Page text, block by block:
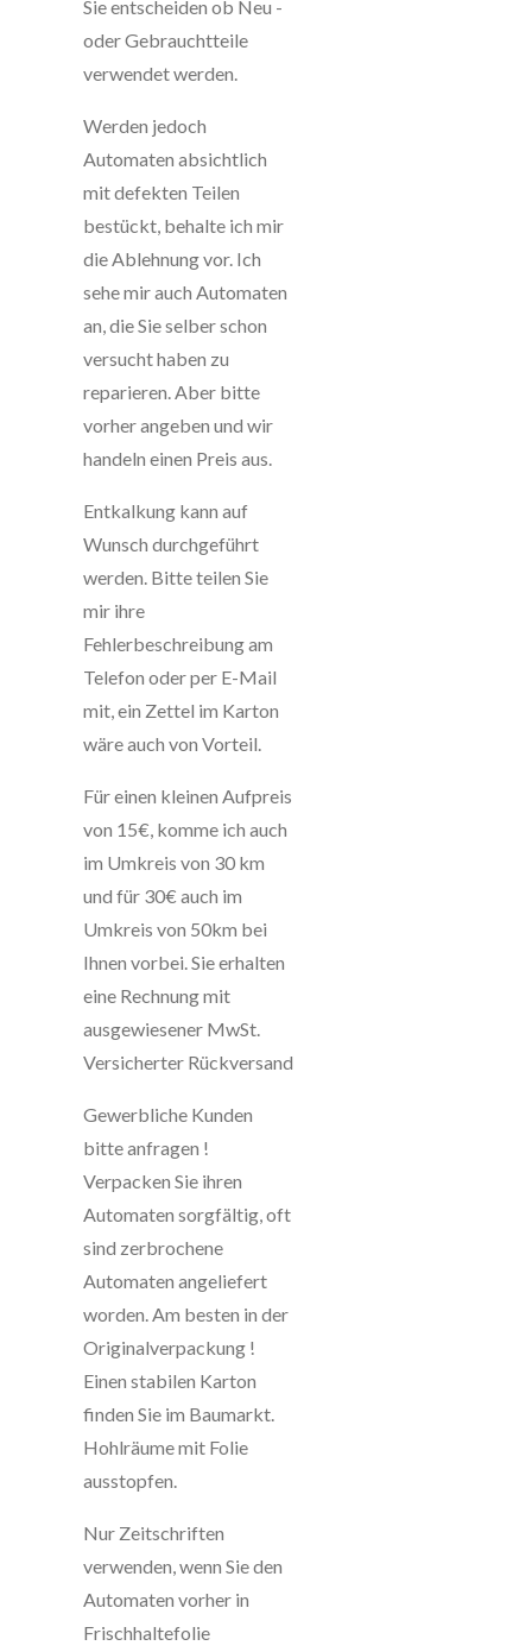
Sie entscheiden ob Neu -
oder Gebrauchtteile
verwendet werden.
Werden jedoch
Automaten absichtlich
mit defekten Teilen
bestückt, behalte ich mir
die Ablehnung vor. Ich
sehe mir auch Automaten
an, die Sie selber schon
versucht haben zu
reparieren. Aber bitte
vorher angeben und wir
handeln einen Preis aus.
Entkalkung kann auf
Wunsch durchgeführt
werden. Bitte teilen Sie
mir ihre
Fehlerbeschreibung am
Telefon oder per E-Mail
mit, ein Zettel im Karton
wäre auch von Vorteil.
Für einen kleinen Aufpreis
von 15€, komme ich auch
im Umkreis von 30 km
und für 30€ auch im
Umkreis von 50km bei
Ihnen vorbei. Sie erhalten
eine Rechnung mit
ausgewiesener MwSt.
Versicherter Rückversand
Gewerbliche Kunden
bitte anfragen !
Verpacken Sie ihren
Automaten sorgfältig, oft
sind zerbrochene
Automaten angeliefert
worden. Am besten in der
Originalverpackung !
Einen stabilen Karton
finden Sie im Baumarkt.
Hohlräume mit Folie
ausstopfen.
Nur Zeitschriften
verwenden, wenn Sie den
Automaten vorher in
Frischhaltefolie